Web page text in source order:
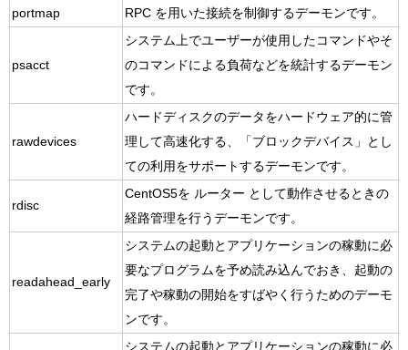
portmap
RPC を用いた接続を制御するデーモンです。
psacct
システム上でユーザーが使用したコマンドやそ
のコマンドによる負荷などを統計するデーモン
です。
rawdevices
ハードディスクのデータをハードウェア的に管
理して高速化する、「ブロックデバイス」とし
ての利用をサポートするデーモンです。
rdisc
CentOS5を ルーター として動作させるときの
経路管理を行うデーモンです。
readahead_early
システムの起動とアプリケーションの稼動に必
要なプログラムを予め読み込んでおき、起動の
完了や稼動の開始をすばやく行うためのデーモ
ンです。
システムの起動とアプリケーションの稼動に必